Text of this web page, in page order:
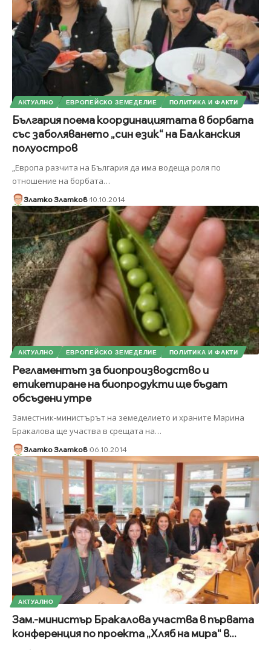
АКТУАЛНО ЕВРОПЕЙСКО ЗЕМЕДЕЛИЕ ПОЛИТИКА И ФАКТИ
България поема координациятата в борбата
със заболяването „син език“ на Балканския
полуостров
„Европа разчита на България да има водеща роля по
отношение на борбата…
Златко Златков 10.10.2014
АКТУАЛНО ЕВРОПЕЙСКО ЗЕМЕДЕЛИЕ ПОЛИТИКА И ФАКТИ
Регламентът за биопроизводство и
етикетиране на биопродукти ще бъдат
обсъдени утре
Заместник-министърът на земеделието и храните Марина
Бракалова ще участва в срещата на…
Златко Златков 06.10.2014
АКТУАЛНО
Зам.-министър Бракалова участва в първата
конференция по проекта „Хляб на мира“ в...